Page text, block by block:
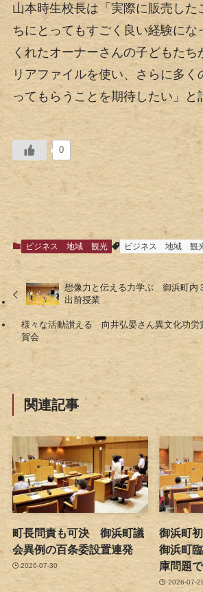
山本時生校長は「実際に販売した
ちにとってもすごく良い経験にな
くれたオーナーさんの子どもたち
リアファイルを使い、さらに多く
ってもらうことを期待したい」と
0
ビジネス 地域 観光 ビジネス 地域 観
想像力と伝える力学ぶ 御浜町内
出前授業
様々な活動讃える 向井弘晏さん異文化功労
賀会
関連記事
町長問責も可決 御浜町議
会異例の百条委設置連発
2026-07-30
御浜町
御浜町
庫問題
2026-07-